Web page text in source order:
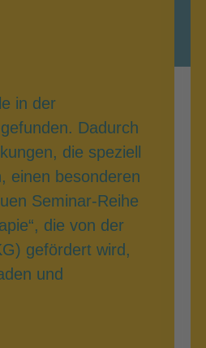
in der
Dadurch
die speziell
einen besonderen
Seminar-Reihe
die von der
gefördert wird,
und